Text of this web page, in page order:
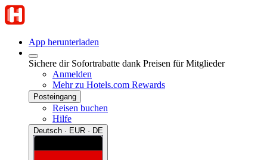
App herunterladen
Sichere dir Sofortrabatte dank Preisen für Mitglieder
Anmelden
Mehr zu Hotels.com Rewards
Posteingang
Reisen buchen
Hilfe
Deutsch · EUR · DE